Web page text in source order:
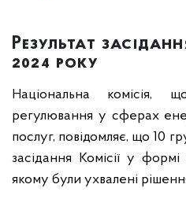
Результат
2024 року
Національна комісія,
регулювання у сферах
послуг, повідомляє, що 10
засідання Комісії у
якому були ухвалені